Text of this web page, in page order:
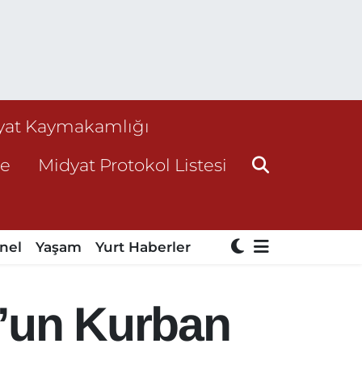
Kaymakamlığı
Midyat Protokol Listesi
Yaşam Yurt Haberler
Kurban